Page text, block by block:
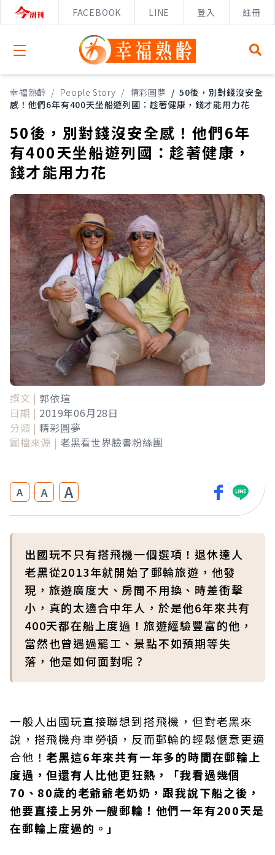
FACEBOOK LINE 登入 註冊
Open menu
幸福熟齡 / People Story / 精彩圓夢 / 50後，別對錢沒安全
感！他們6年有400天坐船遊列國：趁著健康，錢才能用力花
50後，別對錢沒安全感！他們6年
有400天坐船遊列國：趁著健康，
錢才能用力花
撰文 | 郭依瑄
日期 | 2019年06月28日
分類 | 精彩圓夢
圖檔來源 | 老黑看世界臉書粉絲團
A A A
出國玩不只有搭飛機一個選項！退休達人
老黑從2013年就開始了郵輪旅遊，他發
現，旅遊廣度大、房間不用換、時差衝擊
小，真的太適合中年人，於是他6年來共有
400天都在船上度過！旅遊經驗豐富的他，
當然也曾遇過罷工、景點不如預期等失
落，他是如何面對呢？
一般人出國玩直接聯想到搭飛機，但對老黑來
說，搭飛機舟車勞頓，反而郵輪的輕鬆愜意更適
合他！ 老黑這6年來共有一年多的時間在郵輪上
度過，但還有人比他更狂熱，「我看過幾個
70、80歲的老爺爺老奶奶，跟我說下船之後，
他要直接上另外一艘郵輪！他們一年有200天是
在郵輪上度過的。」